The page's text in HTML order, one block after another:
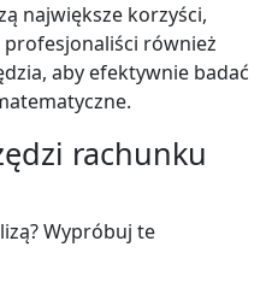
największe korzyści,
również
aby efektywnie badać
rachunku
Wypróbuj te